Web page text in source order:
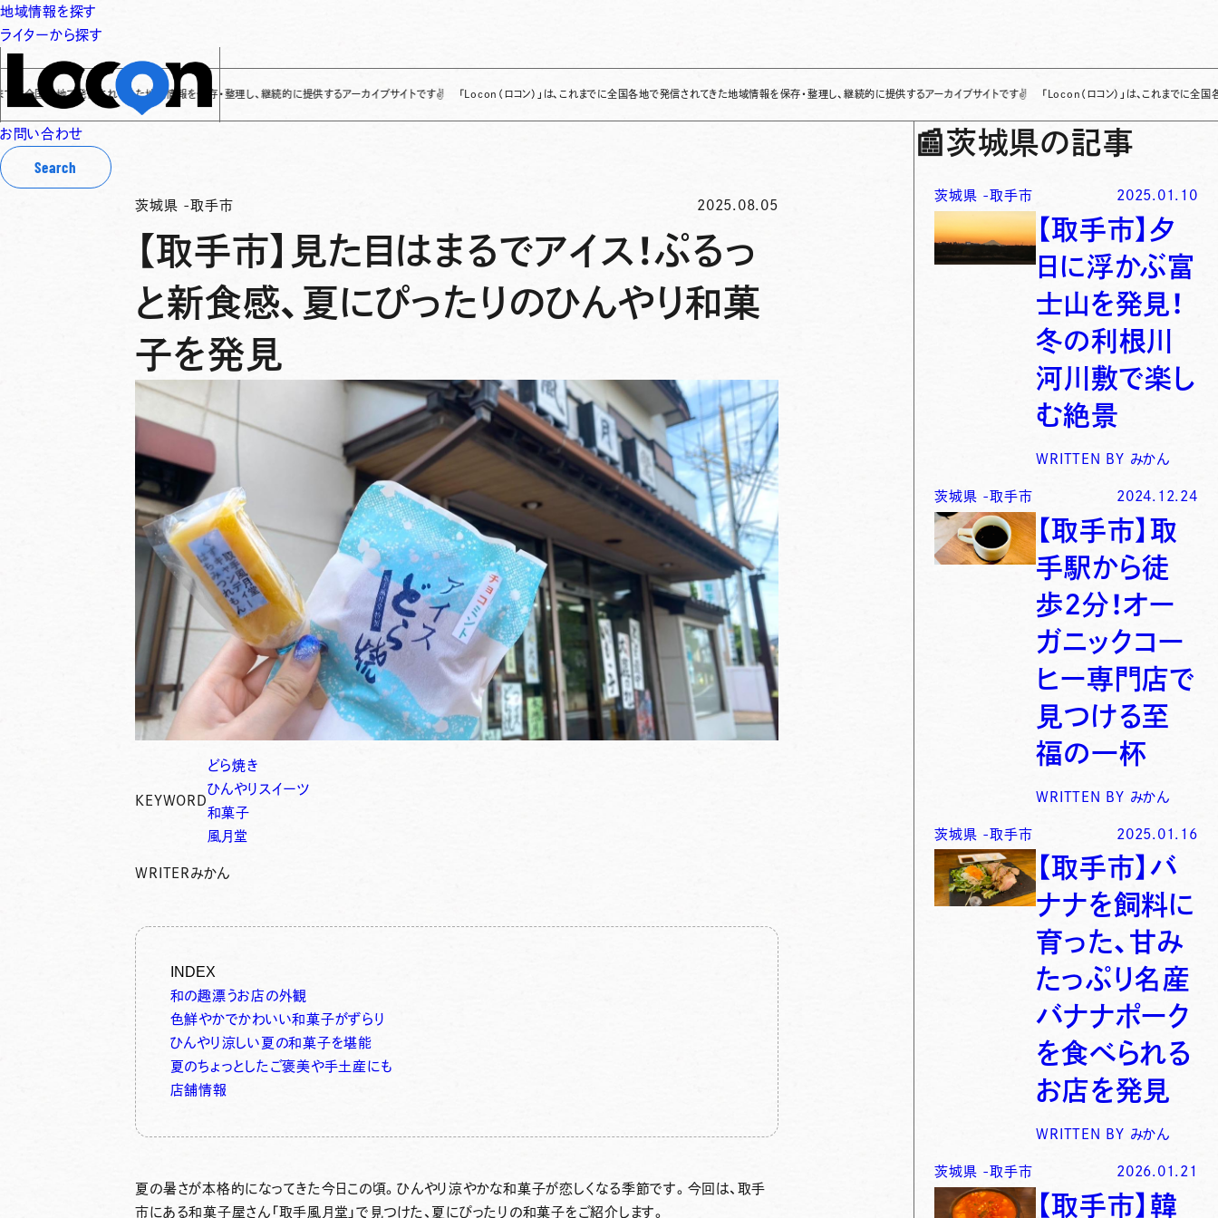
地域情報を探す
ライターから探す
お問い合わせ
Search
で発信されてきた地域情報を保存・整理し、継続的に提供するアーカイブサイトです✌ 「Locon（ロコン）」は、これまでに全国各地で発信されてきた地域情報を保存・整理し、継続的に提供するアーカイブサイトです✌ 「Locon（ロコン）」は、これまでに全国各地で発信
茨城県 -取手市 2025.08.05
【取手市】見た目はまるでアイス！ぷるっ
と新食感、夏にぴったりのひんやり和菓
子を発見
KEYWORD
どら焼き
ひんやりスイーツ
和菓子
風月堂
WRITER みかん
INDEX
和の趣漂うお店の外観
色鮮やかでかわいい和菓子がずらり
ひんやり涼しい夏の和菓子を堪能
夏のちょっとしたご褒美や手土産にも
店舗情報
夏の暑さが本格的になってきた今日この頃。ひんやり涼やかな和菓子が恋しくなる季節です。今回は、取手
市にある和菓子屋さん「 取手風月堂 」で見つけた、夏にぴったりの和菓子をご紹介します。
📰茨城県の記事
茨城県 -取手市 2025.01.10
【取手市】夕
日に浮かぶ富
士山を発見！
冬の利根川
河川敷で楽し
む絶景
WRITTEN BY みかん
茨城県 - 取手市 2024.12.24
【取手市】取
手駅から徒
歩2分！オー
ガニックコー
ヒー専門店で
見つける至
福の一杯
WRITTEN BY みかん
茨城県 -取手市 2025.01.16
【取手市】バ
ナナを飼料に
育った、甘み
たっぷり名産
バナナポーク
を食べられる
お店を発見
WRITTEN BY みかん
茨城県 -取手市 2026.01.21
【取手市】韓